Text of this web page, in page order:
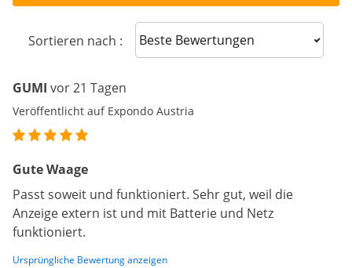
Sortieren nach : Sort reviews
GUMI vor 21 Tagen
Veröffentlicht auf Expondo Austria
Gute Waage
Passt soweit und funktioniert. Sehr gut, weil die
Anzeige extern ist und mit Batterie und Netz
funktioniert.
Ursprüngliche Bewertung anzeigen